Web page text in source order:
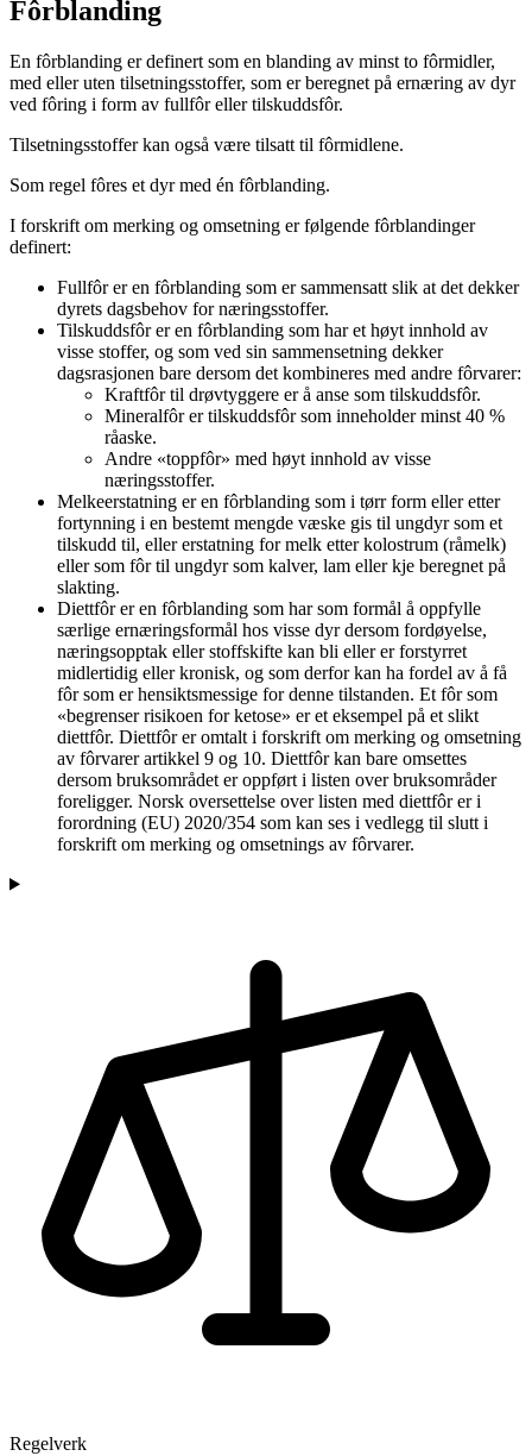
Fôrblanding
En fôrblanding er definert som en blanding av minst to fôrmidler,
med eller uten tilsetningsstoffer, som er beregnet på ernæring av dyr
ved fôring i form av fullfôr eller tilskuddsfôr.
Tilsetningsstoffer kan også være tilsatt til fôrmidlene.
Som regel fôres et dyr med én fôrblanding.
I forskrift om merking og omsetning er følgende fôrblandinger
definert:
Fullfôr er en fôrblanding som er sammensatt slik at det dekker
dyrets dagsbehov for næringsstoffer.
Tilskuddsfôr er en fôrblanding som har et høyt innhold av
visse stoffer, og som ved sin sammensetning dekker
dagsrasjonen bare dersom det kombineres med andre fôrvarer:
Kraftfôr til drøvtyggere er å anse som tilskuddsfôr.
Mineralfôr er tilskuddsfôr som inneholder minst 40 %
råaske.
Andre «toppfôr» med høyt innhold av visse
næringsstoffer.
Melkeerstatning er en fôrblanding som i tørr form eller etter
fortynning i en bestemt mengde væske gis til ungdyr som et
tilskudd til, eller erstatning for melk etter kolostrum (råmelk)
eller som fôr til ungdyr som kalver, lam eller kje beregnet på
slakting.
Diettfôr er en fôrblanding som har som formål å oppfylle
særlige ernæringsformål hos visse dyr dersom fordøyelse,
næringsopptak eller stoffskifte kan bli eller er forstyrret
midlertidig eller kronisk, og som derfor kan ha fordel av å få
fôr som er hensiktsmessige for denne tilstanden. Et fôr som
«begrenser risikoen for ketose» er et eksempel på et slikt
diettfôr. Diettfôr er omtalt i forskrift om merking og omsetning
av fôrvarer artikkel 9 og 10. Diettfôr kan bare omsettes
dersom bruksområdet er oppført i listen over bruksområder
foreligger. Norsk oversettelse over listen med diettfôr er i
forordning (EU) 2020/354 som kan ses i vedlegg til slutt i
forskrift om merking og omsetnings av fôrvarer.
Regelverk